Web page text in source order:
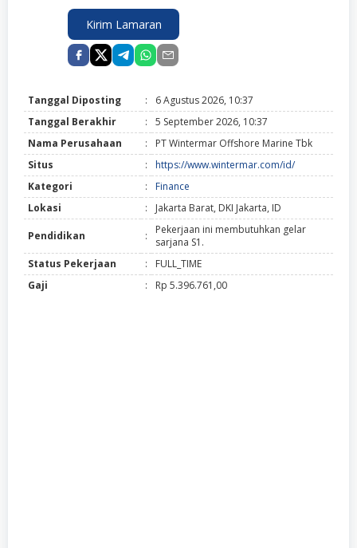
Kirim Lamaran
Tanggal Diposting :
6 Agustus 2026, 10:37
Tanggal Berakhir
:
5 September 2026, 10:37
Nama Perusahaan
:
PT Wintermar Offshore Marine Tbk
Situs
:
https://www.wintermar.com/id/
Kategori
:
Finance
Lokasi
: Jakarta Barat, DKI Jakarta, ID
Pendidikan :
Pekerjaan ini membutuhkan gelar
sarjana S1.
Status Pekerjaan
:
FULL_TIME
Gaji
: Rp 5.396.761,00